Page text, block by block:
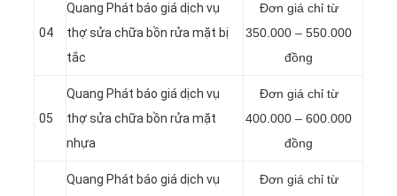
04
Quang Phát báo giá dịch vụ
thợ sửa chữa bồn rửa mặt bị
tắc
Đơn giá chỉ từ
350.000 – 550.000
đồng
05
Quang Phát báo giá dịch vụ
thợ sửa chữa bồn rửa mặt
nhựa
Đơn giá chỉ từ
400.000 – 600.000
đồng
Quang Phát báo giá dịch vụ
Đơn giá chỉ từ